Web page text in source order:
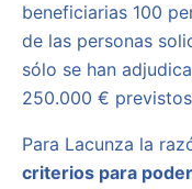
beneficiarias 100
de las personas
sólo se han
250.000 €
Para Lacunza la
criterios para